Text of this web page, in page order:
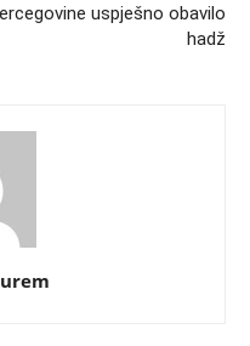
uspješno obavilo
hadž